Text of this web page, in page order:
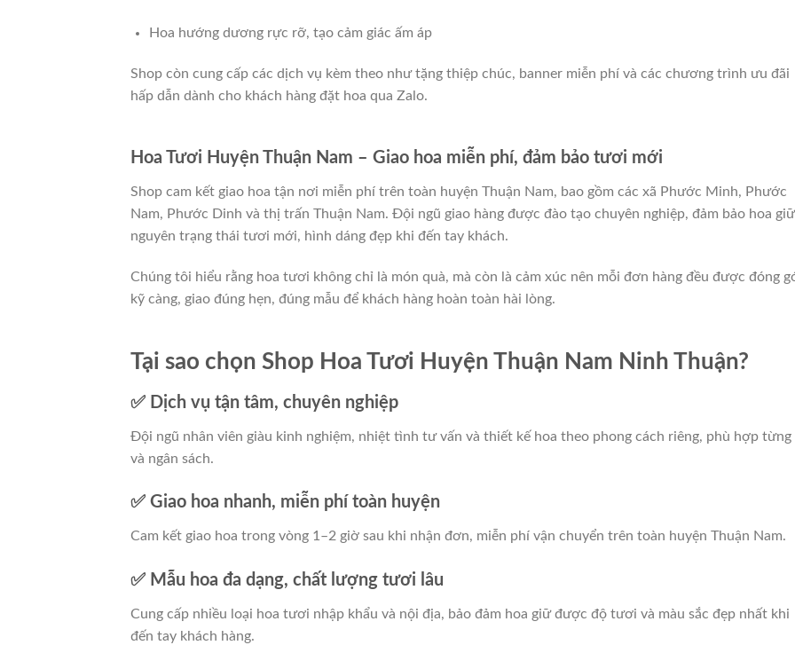
Hoa hướng dương rực rỡ, tạo cảm giác ấm áp
Shop còn cung cấp các dịch vụ kèm theo như tặng thiệp chúc, banner miễn phí và các chương trình ưu đãi
hấp dẫn dành cho khách hàng đặt hoa qua Zalo.
Hoa Tươi Huyện Thuận Nam – Giao hoa miễn phí, đảm bảo tươi mới
Shop cam kết giao hoa tận nơi miễn phí trên toàn huyện Thuận Nam, bao gồm các xã Phước Minh, Phước
Nam, Phước Dinh và thị trấn Thuận Nam. Đội ngũ giao hàng được đào tạo chuyên nghiệp, đảm bảo hoa giữ
nguyên trạng thái tươi mới, hình dáng đẹp khi đến tay khách.
Chúng tôi hiểu rằng hoa tươi không chỉ là món quà, mà còn là cảm xúc nên mỗi đơn hàng đều được đóng
kỹ càng, giao đúng hẹn, đúng mẫu để khách hàng hoàn toàn hài lòng.
Tại sao chọn Shop Hoa Tươi Huyện Thuận Nam Ninh Thuận?
✅ Dịch vụ tận tâm, chuyên nghiệp
Đội ngũ nhân viên giàu kinh nghiệm, nhiệt tình tư vấn và thiết kế hoa theo phong cách riêng, phù hợp từng
và ngân sách.
✅ Giao hoa nhanh, miễn phí toàn huyện
Cam kết giao hoa trong vòng 1–2 giờ sau khi nhận đơn, miễn phí vận chuyển trên toàn huyện Thuận Nam.
✅ Mẫu hoa đa dạng, chất lượng tươi lâu
Cung cấp nhiều loại hoa tươi nhập khẩu và nội địa, bảo đảm hoa giữ được độ tươi và màu sắc đẹp nhất khi
đến tay khách hàng.